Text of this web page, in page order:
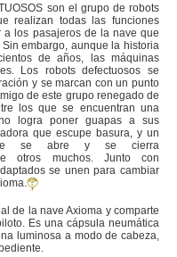
son el grupo de robots
realizan todas las funciones
a los pasajeros de la nave que
embargo, aunque la historia
de años, las máquinas
Los robots defectuosos se
y se marcan con un punto
de este grupo renegado de
los que se encuentran una
logra poner guapas a sus
que escupe basura, y un
se abre y se cierra
otros muchos. Junto con
se unen para cambiar
de la nave Axioma y comparte
Es una cápsula neumática
luminosa a modo de cabeza,